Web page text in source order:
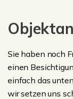
Sie haben noch
einen
einfach das
wir setzen uns